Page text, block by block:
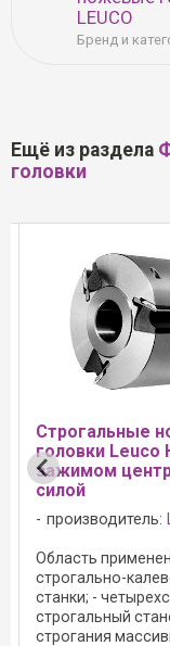
LEUCO
Бренд и
Ещё из раздела
головки
Castor
большой
на